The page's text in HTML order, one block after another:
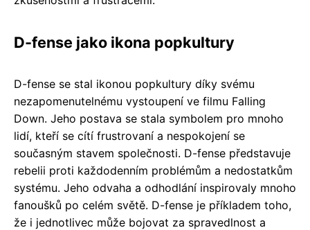
D-fense jako ikona popkultury
D-fense se stal ikonou popkultury díky svému
nezapomenutelnému vystoupení ve filmu Falling
Down. Jeho postava se stala symbolem pro mnoho
lidí, kteří se cítí frustrovaní a nespokojení se
současným stavem společnosti. D-fense představuje
rebelii proti každodenním problémům a nedostatkům
systému. Jeho odvaha a odhodlání inspirovaly mnoho
fanoušků po celém světě. D-fense je příkladem toho,
že i jednotlivec může bojovat za spravedlnost a